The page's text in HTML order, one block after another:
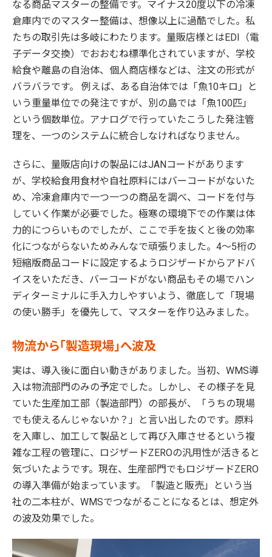
なる商品マスターの整備です。マイナス20度以下の冷凍
倉庫内でのマスター整備は、想像以上に過酷でした。私
たちの取引先は多岐にわたります。量販店様とはEDI（電
子データ交換）でおおむね標準化されていますが、学校
給食や離島の自治体、個人商店様などは、注文の形式が
バラバラです。 例えば、ある自治体では「魚10キロ」と
いう重量単位での発注ですが、別の島では「魚100匹」
という個数単位。アナログで行っていたこうした発注管
理を、一つのシステムに統合しなければなりません。
さらに、量販店向けの製品にはJANコードがあります
が、学校給食用食材や自社原料にはバーコードがないた
め、冷凍倉庫内で一つ一つの商品を調べ、コードを付与
していく作業が必要でした。極寒の環境下での作業は体
力的につらいものでしたが、ここで手を抜くと後の効率
化につながらないためみんなで頑張りました。4〜5桁の
短縮版商品コードに設定するようロジザードからアドバ
イスをいただき、バーコードがない商品もその場でハン
ディターミナルに手入力しやすいよう、徹底して「現場
の使い勝手」を優先して、マスターを作り込みました。
物流から「製造現場」へ波及
実は、導入後に面白い動きがありました。当初、WMS導
入は物流部門のみの予定でした。しかし、その様子を見
ていた生産加工部（製造部門）の部長が、「うちの現場
でも使えるんじゃないか？」と言い出したのです。原料
を入庫し、加工して製品として再び入庫させるという複
雑な工程の管理に、ロジザードZEROの汎用性が活きると
気づいたようです。現在、生産部門でもロジザードZERO
の導入準備が始まっています。「製造と販売」という当
社の二本柱が、WMSでつながることになるとは、想定外
の波及効果でした。